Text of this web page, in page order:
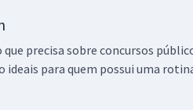
que precisa sobre concursos
ideais para quem possui uma